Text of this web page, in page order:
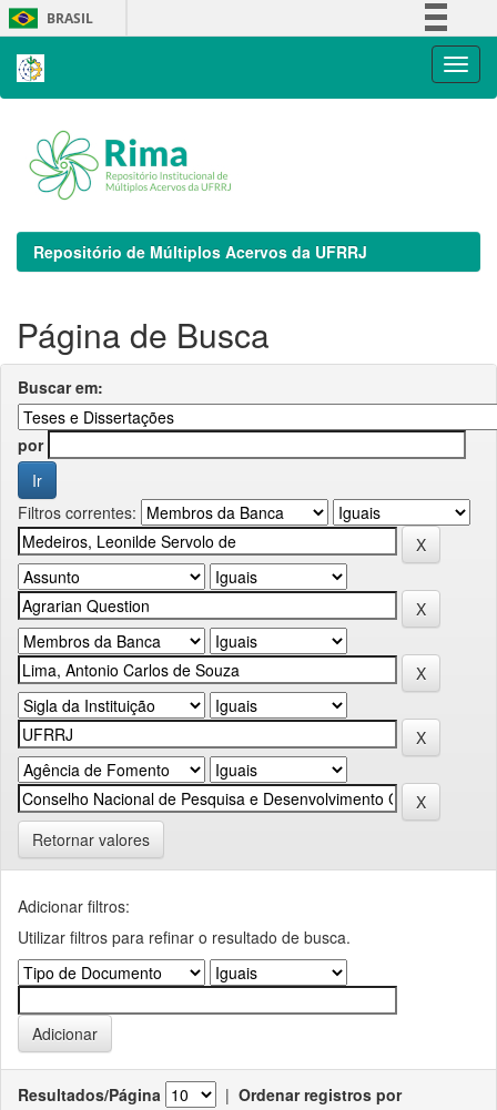
Skip
navigation
BRASIL
Repositório de Múltiplos Acervos da UFRRJ
Página de Busca
Buscar em:
por
Filtros correntes:
Retornar valores
Adicionar filtros:
Utilizar filtros para refinar o resultado de busca.
Resultados/Página | Ordenar registros por